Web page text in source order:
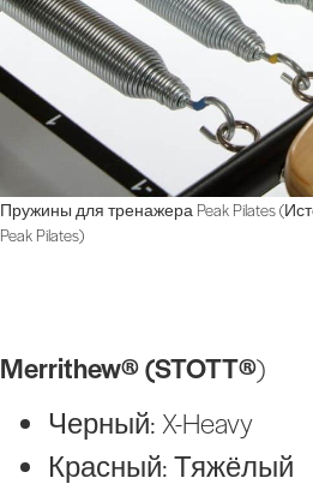
Пружины для тренажера Peak Pilates
Peak Pilates)
Merrithew®(STOTT®)
Черный: X-Heavy
Красный: Тяжёлый